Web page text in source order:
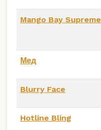
Mango Bay Supreme
Мед
Blurry Face
Hotline Bling